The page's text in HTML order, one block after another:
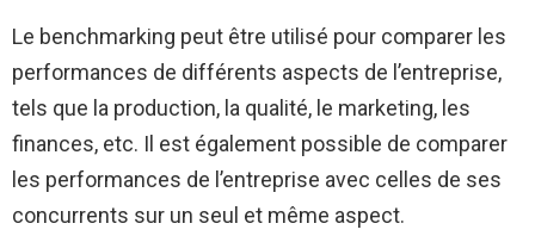
Le benchmarking peut être utilisé pour comparer les
performances de différents aspects de l’entreprise,
tels que la production, la qualité, le marketing, les
finances, etc. Il est également possible de comparer
les performances de l’entreprise avec celles de ses
concurrents sur un seul et même aspect.